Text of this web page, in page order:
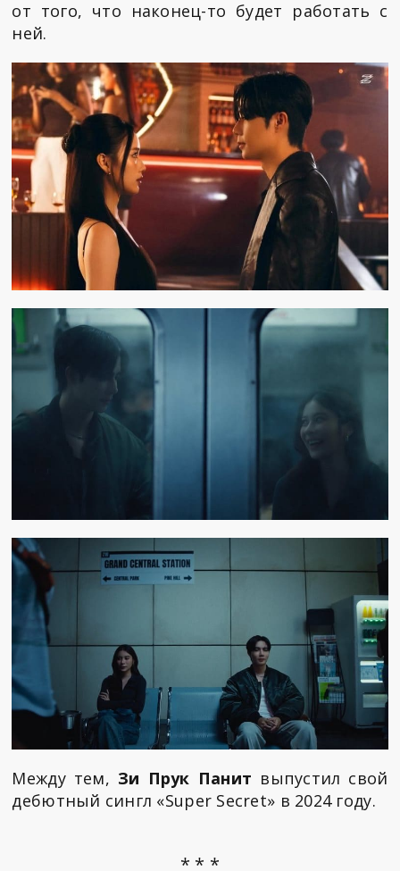
от того, что наконец-то будет работать с
ней.
Между тем, Зи Прук Панит выпустил свой
дебютный сингл «Super Secret» в 2024 году.
* * *